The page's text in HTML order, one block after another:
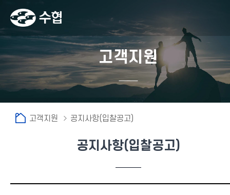
고객지원
고객지원 공지사항(입찰공고)
공지사항(입찰공고)